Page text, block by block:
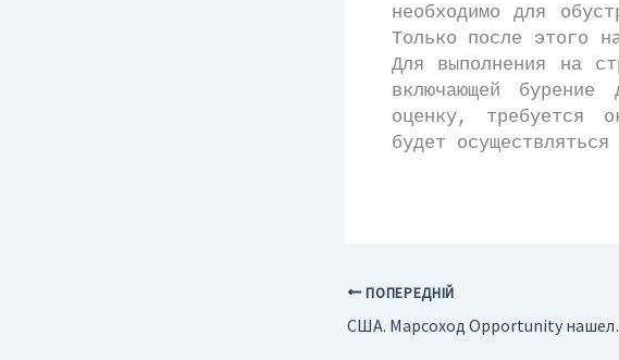
необходимо для
Только после этого
Для выполнения на
включающей
оценку, требуется
будет
ПОПЕРЕДНІЙ
США.